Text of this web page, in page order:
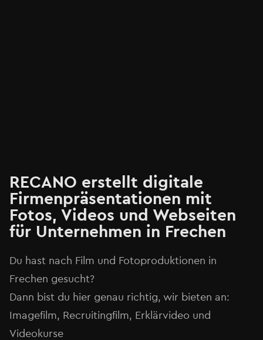
RECANO erstellt digitale
Firmenpräsentationen mit
Fotos, Videos und Webseiten
für Unternehmen in Frechen
Du hast nach Film und Fotoproduktionen in
Frechen gesucht?
Dann bist du hier genau richtig, wir bieten an:
Imagefilm, Recruitingfilm, Erklärvideo und
Videokurse